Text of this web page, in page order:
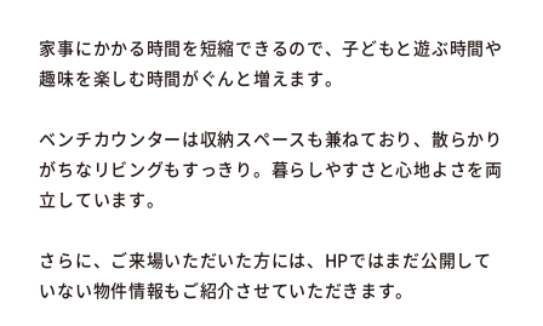
家事にかかる時間を短縮できるので、子どもと遊ぶ時間や
趣味を楽しむ時間がぐんと増えます。
ベンチカウンターは収納スペースも兼ねており、散らかり
がちなリビングもすっきり。暮らしやすさと心地よさを両
立しています。
さらに、ご来場いただいた方には、HPではまだ公開して
いない物件情報もご紹介させていただきます。